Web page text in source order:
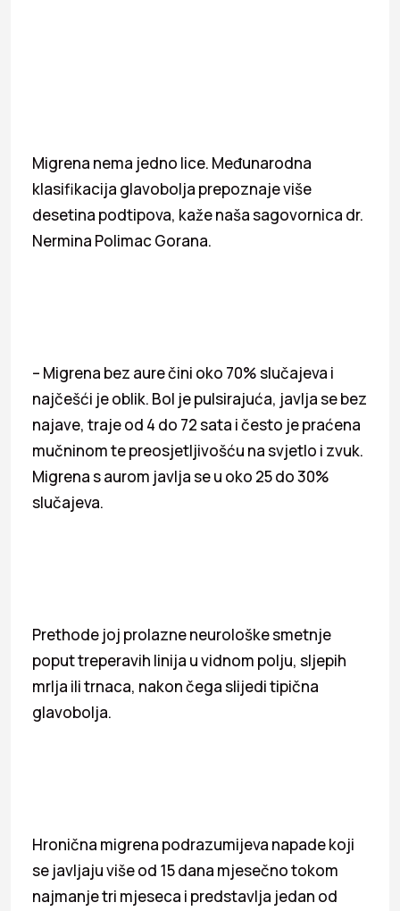
Migrena nema jedno lice. Međunarodna
klasifikacija glavobolja prepoznaje više
desetina podtipova, kaže naša sagovornica dr.
Nermina Polimac Gorana.
– Migrena bez aure čini oko 70% slučajeva i
najčešći je oblik. Bol je pulsirajuća, javlja se bez
najave, traje od 4 do 72 sata i često je praćena
mučninom te preosjetljivošću na svjetlo i zvuk.
Migrena s aurom javlja se u oko 25 do 30%
slučajeva.
Prethode joj prolazne neurološke smetnje
poput treperavih linija u vidnom polju, sljepih
mrlja ili trnaca, nakon čega slijedi tipična
glavobolja.
Hronična migrena podrazumijeva napade koji
se javljaju više od 15 dana mjesečno tokom
najmanje tri mjeseca i predstavlja jedan od